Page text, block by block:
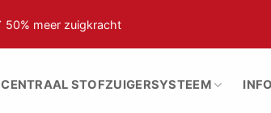
50% meer zuigkracht
CENTRAAL STOFZUIGERSYSTEEM